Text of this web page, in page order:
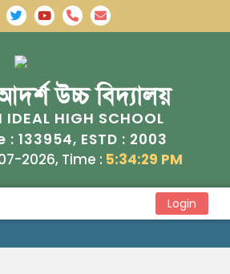
উচ্চ বিদ্যালয়
IDEAL HIGH SCHOOL
: 133954, ESTD : 2003
2026, Time : 5:34:29 PM
Login